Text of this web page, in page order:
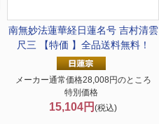
南無妙法蓮華経日蓮名号 吉村清雲
尺三 【特価 】全品送料無料！
メーカー通常価格28,008円のところ
特別価格
15,104円 (税込)